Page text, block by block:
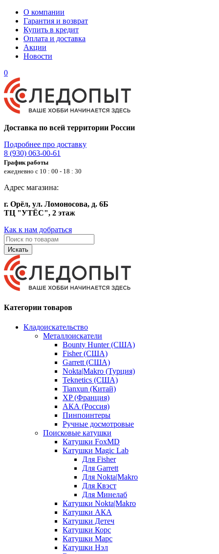
О компании
Гарантия и возврат
Купить в кредит
Оплата и доставка
Акции
Новости
0
Доставка по всей территории России
Подробнее про доставку
8 (930) 063-00-61
График работы
ежедневно с 10 : 00 - 18 : 30
Адрес магазина:
г. Орёл, ул. Ломоносова, д. 6Б
ТЦ "УТЁС", 2 этаж
Как к нам добраться
Искать
Категории товаров
Кладоискательство
Металлоискатели
Bounty Hunter (США)
Fisher (США)
Garrett (США)
Nokta|Makro (Турция)
Teknetics (США)
Tianxun (Китай)
XP (Франция)
АКА (Россия)
Пинпоинтеры
Ручные досмотровые
Поисковые катушки
Катушки FoxMD
Катушки Magic Lab
Для Fisher
Для Garrett
Для Nokta|Makro
Для Квэст
Для Минелаб
Катушки Nokta|Makro
Катушки АКА
Катушки Детеч
Катушки Корс
Катушки Марс
Катушки Нэл